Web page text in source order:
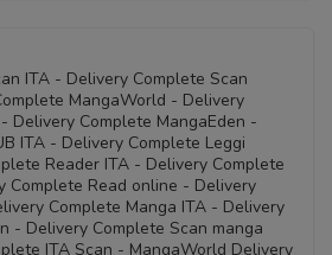
ITA - Delivery Complete Scan
MangaWorld - Delivery
Delivery Complete MangaEden -
ITA - Delivery Complete Leggi
Reader ITA - Delivery Complete
Complete Read online - Delivery
Complete Manga ITA - Delivery
- Delivery Complete Scan manga
ITA Scan - MangaWorld Delivery